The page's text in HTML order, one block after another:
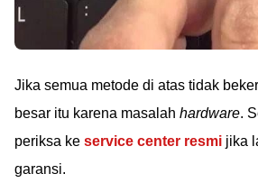
Jika semua metode di atas tidak
besar itu karena masalah hardware.
periksa ke service center resmi jika
garansi.